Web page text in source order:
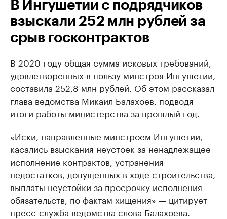
В Ингушетии с подрядчиков
взыскали 252 млн рублей за
срыв госконтрактов
В 2020 году общая сумма исковых требований,
удовлетворенных в пользу минстроя Ингушетии,
составила 252,8 млн рублей. Об этом рассказал
глава ведомства Микаил Балахоев, подводя
итоги работы министерства за прошлый год.
«Иски, направленные минстроем Ингушетии,
касались взыскания неустоек за ненадлежащее
исполнение контрактов, устранения
недостатков, допущенных в ходе строительства,
выплаты неустойки за просрочку исполнения
обязательств, по фактам хищения» — цитирует
пресс-служба ведомства слова Балахоева.